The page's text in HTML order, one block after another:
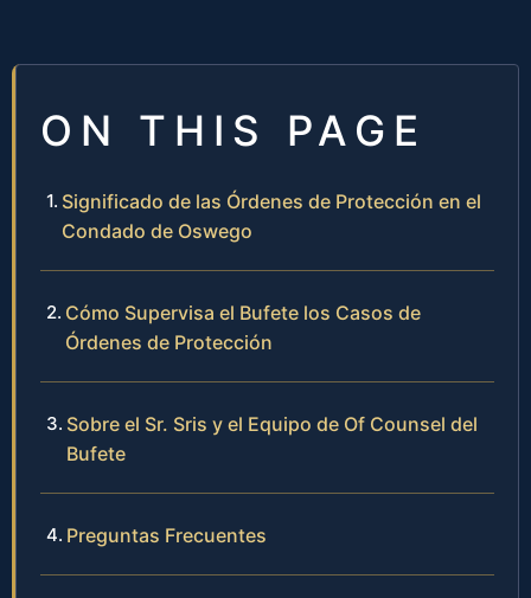
ON THIS PAGE
Significado de las Órdenes de Protección en el
Condado de Oswego
Cómo Supervisa el Bufete los Casos de
Órdenes de Protección
Sobre el Sr. Sris y el Equipo de Of Counsel del
Bufete
Preguntas Frecuentes